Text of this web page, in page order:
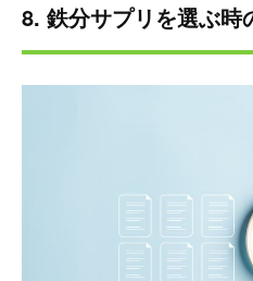
8. 鉄分サプリを選ぶ時